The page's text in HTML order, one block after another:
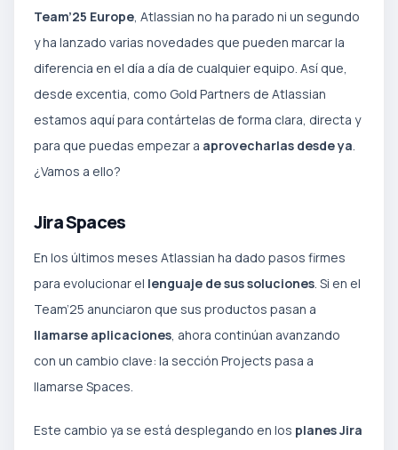
Team’25 Europe, Atlassian no ha parado ni un segundo
y ha lanzado varias novedades que pueden marcar la
diferencia en el día a día de cualquier equipo. Así que,
desde excentia, como Gold Partners de Atlassian
estamos aquí para contártelas de forma clara, directa y
para que puedas empezar a aprovecharlas desde ya.
¿Vamos a ello?
Jira Spaces
En los últimos meses Atlassian ha dado pasos firmes
para evolucionar el lenguaje de sus soluciones. Si en el
Team’25 anunciaron que sus productos pasan a
llamarse aplicaciones, ahora continúan avanzando
con un cambio clave: la sección Projects pasa a
llamarse Spaces.
Este cambio ya se está desplegando en los planes Jira